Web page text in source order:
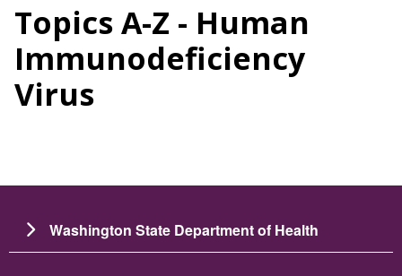
Topics A-Z - Human
Immunodeficiency
Virus
Washington State Department of Health